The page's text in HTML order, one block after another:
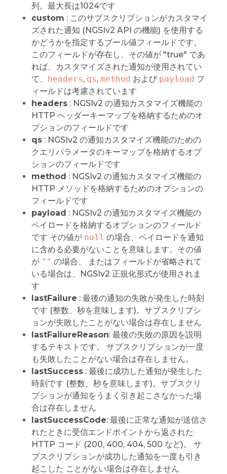
列。最大長は1024です
custom : このサブスクリプションがカスタマイ
ズされた通知 (NGSIv2 API の機能) を使用する
かどうかを指定するブール値フィールドです。
このフィールドが存在し、その値が "true" であ
れば、カスタマイズされた通知が使用されてい
て、 headers, qs, method および payload フ
ィールドは考慮されています
headers: NGSIv2 の通知カスタマイズ機能の
HTTP ヘッダーキーマップを格納するためのオ
プションのフィールドです
qs: NGSIv2 の通知カスタマイズ機能のための
クエリパラメータのキーマップを格納するオプ
ションのフィールドです
method : NGSIv2 の通知カスタマイズ機能の
HTTP メソッドを格納するためのオプションの
フィールドです
payload : NGSIv2 の通知カスタマイズ機能の
ペイロードを格納するオプションのフィールド
です その値が null の場合、ペイロードを通知
に含める必要がないことを意味します。その値
が "" の場合、 またはフィールドが省略されて
いる場合は、NGSIv2 正規化形式が使用されま
す
lastFailure : 最後の通知の失敗が発生した時刻
です (整数、秒を意味します)。サブスクリプシ
ョンが失敗したことがない場合は存在しません
lastFailureReason: 最後の失敗の原因を説明
するテキストです。 サブスクリプションが一度
も失敗したことがない場合は存在しません。
lastSuccess: 最後に成功した通知が発生した
時刻です (整数、秒を意味します)。サブスクリ
プションが通知をうまく引き起こさなかった場
合は存在しません
lastSuccessCode: 最後に正常な通知が送信さ
れたときに受信エンドポイントから返された
HTTP コード (200, 400, 404, 500 など)。 サ
ブスクリプションが成功した通知を一度も引き
起こした ことがない場合は存在しません